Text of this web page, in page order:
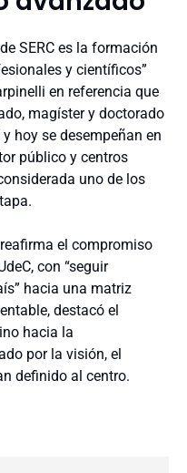
SERC es la formación
y científicos”
en referencia que
magíster y doctorado
hoy se desempeñan en
público y centros
uno de los
el compromiso
con “seguir
hacia una matriz
destacó el
hacia la
por la visión, el
definido al centro.